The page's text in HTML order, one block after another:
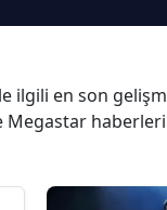
ilgili en son
Megastar haberleri